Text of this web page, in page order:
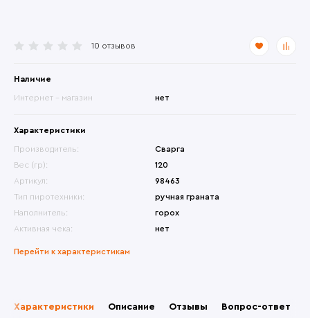
10 отзывов
Наличие
Интернет - магазин нет
Характеристики
Производитель:
Сварга
Вес (гр):
120
Артикул:
98463
Тип пиротехники:
ручная граната
Наполнитель:
горох
Активная чека:
нет
Перейти к характеристикам
Характеристики Описание Отзывы Вопрос-ответ